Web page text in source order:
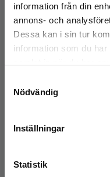
information från din
annons- och
Dessa kan i sin tur
information som du
Nödvändig
Inställningar
Statistik
Det verkar som att
studentlitteratur.se
Vi erbjuder inte
att kunna slutföra
Kumlien, C -
409 krinkl.
Exkl. moms: 386